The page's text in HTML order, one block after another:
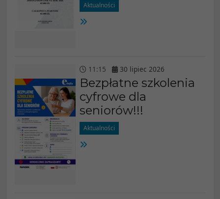
Aktualności
11 :15 30 lipiec 2026
Bezpłatne szkolenia
cyfrowe dla
seniorów!!!
Aktualności